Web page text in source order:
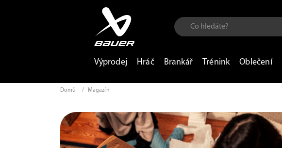
Výprodej Hráč Brankář Trénink Oblečení
Domů / Magazín